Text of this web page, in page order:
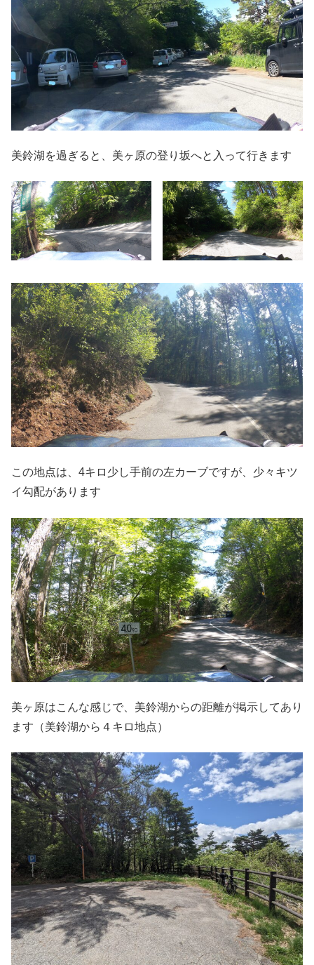
美鈴湖を過ぎると、美ヶ原の登り坂へと入って行きます
この地点は、4キロ少し手前の左カーブですが、少々キツ
イ勾配があります
美ヶ原はこんな感じで、美鈴湖からの距離が掲示してあり
ます（美鈴湖から４キロ地点）